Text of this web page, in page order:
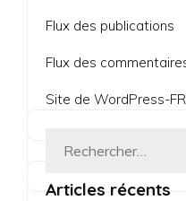
Flux des publications
Flux des
Site de WordPress-FR
Rechercher :
Articles récents